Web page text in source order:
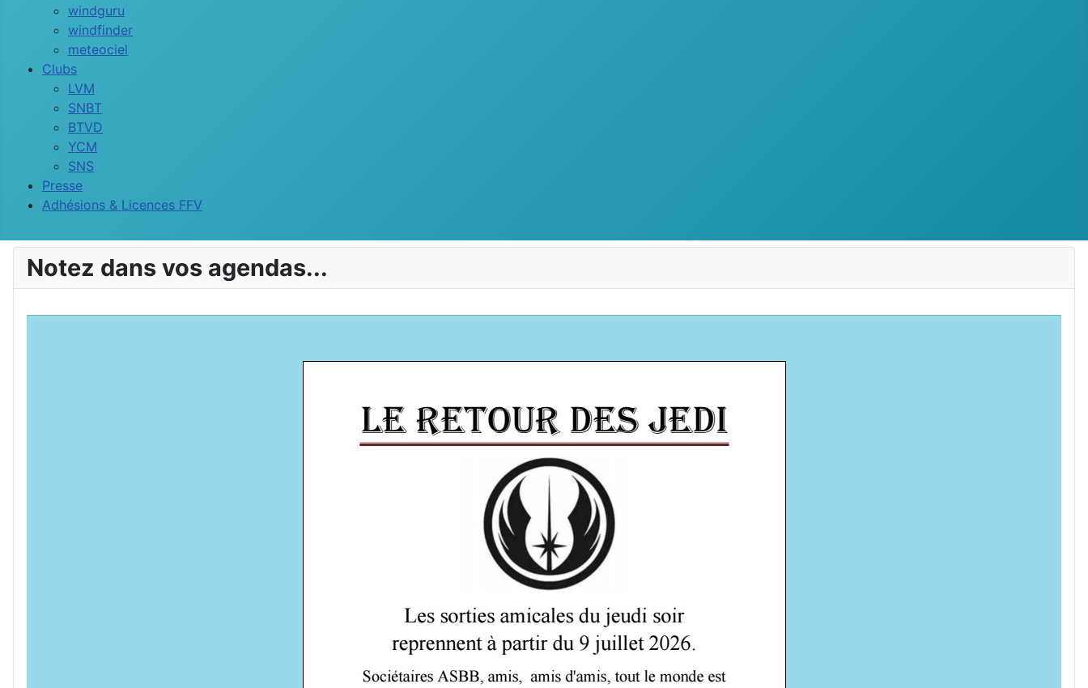
windguru
windfinder
meteociel
Clubs
LVM
SNBT
BTVD
YCM
SNS
Presse
Adhésions & Licences FFV
Notez dans vos agendas...